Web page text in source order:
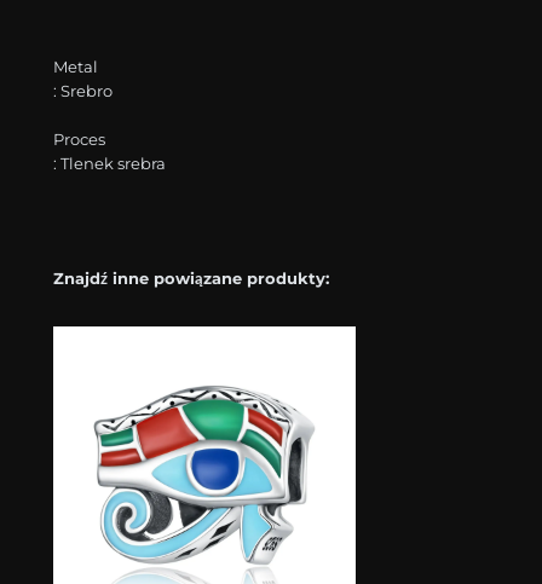
Metal
: Srebro
Proces
: Tlenek srebra
Znajdź inne powiązane produkty: